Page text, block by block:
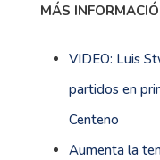
MÁS
VIDEO: Luis
partidos en
Centeno
Aumenta la